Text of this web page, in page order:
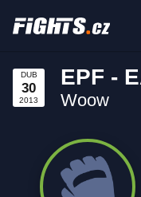
DUB
30
2013
EPF -
Woow